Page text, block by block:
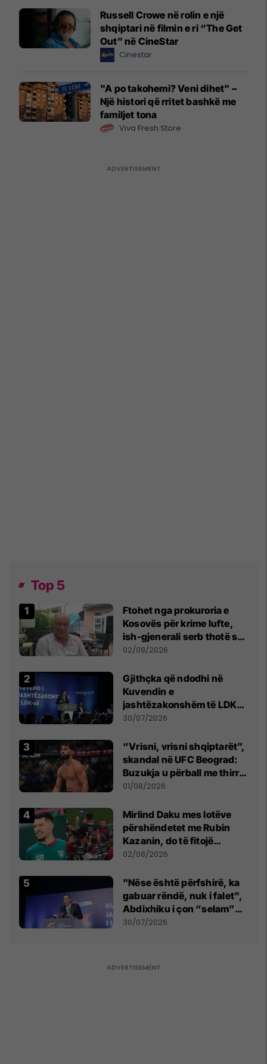
Russell Crowe në rolin e një
shqiptari në filmin e ri “The Get
Out” në CineStar
Cinestar
"A po takohemi? Veni dihet" –
Një histori që rritet bashkë me
familjet tona
Viva Fresh Store
Top 5
Ftohet nga prokuroria e
Kosovës për krime lufte,
ish-gjenerali serb thotë se
dikush e tradhtoi në
02/08/2026
Gjithçka që ndodhi në
Kuvendin e
jashtëzakonshëm të LDK-
së
30/07/2026
“Vrisni, vrisni shqiptarët”,
skandal në UFC Beograd:
Buzukja u përball me thirrje
anti-shqiptare nga
01/08/2026
Mirlind Daku mes lotëve
përshëndetet me Rubin
Kazanin, do të fitojë
miliona te Spartak Moska
02/08/2026
"Nëse është përfshirë, ka
gabuar rëndë, nuk i falet",
Abdixhiku i çon “selam”
Përparim Ramës
30/07/2026